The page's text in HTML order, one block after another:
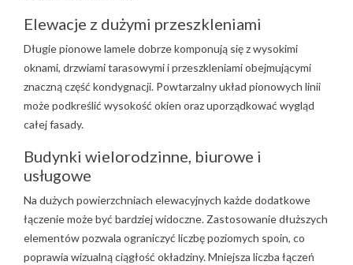
Elewacje z dużymi przeszkleniami
Długie pionowe lamele dobrze komponują się z wysokimi
oknami, drzwiami tarasowymi i przeszkleniami obejmującymi
znaczną część kondygnacji. Powtarzalny układ pionowych linii
może podkreślić wysokość okien oraz uporządkować wygląd
całej fasady.
Budynki wielorodzinne, biurowe i
usługowe
Na dużych powierzchniach elewacyjnych każde dodatkowe
łączenie może być bardziej widoczne. Zastosowanie dłuższych
elementów pozwala ograniczyć liczbę poziomych spoin, co
poprawia wizualną ciągłość okładziny. Mniejsza liczba łączeń